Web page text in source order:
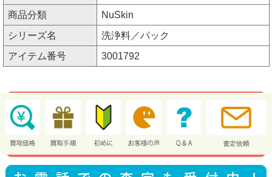
商品分類
NuSkin
シリーズ名
洗浄料／パック
アイテム番号
3001792